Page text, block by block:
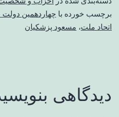
برچسب خورده با چهاردهمین دولت
اتحاد ملت، مسعود پزشکیان
دیدگاهی